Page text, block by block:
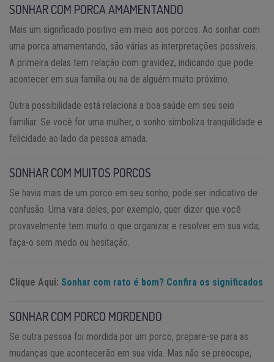
SONHAR COM PORCA AMAMENTANDO
Mais um significado positivo em meio aos porcos. Ao sonhar com
uma porca amamentando, são várias as interpretações possíveis.
A primeira delas tem relação com gravidez, indicando que pode
acontecer em sua família ou na de alguém muito próximo.
Outra possibilidade está relaciona a boa saúde em seu seio
familiar. Se você for uma mulher, o sonho simboliza tranquilidade e
felicidade ao lado da pessoa amada.
SONHAR COM MUITOS PORCOS
Se havia mais de um porco em seu sonho, pode ser indicativo de
confusão. Uma vara deles, por exemplo, quer dizer que você
provavelmente tem muito o que organizar e resolver em sua vida;
faça-o sem medo ou hesitação.
Clique Aqui: Sonhar com rato é bom? Confira os significados
SONHAR COM PORCO MORDENDO
Se outra pessoa foi mordida por um porco, prepare-se para as
mudanças que acontecerão em sua vida. Mas não se preocupe,